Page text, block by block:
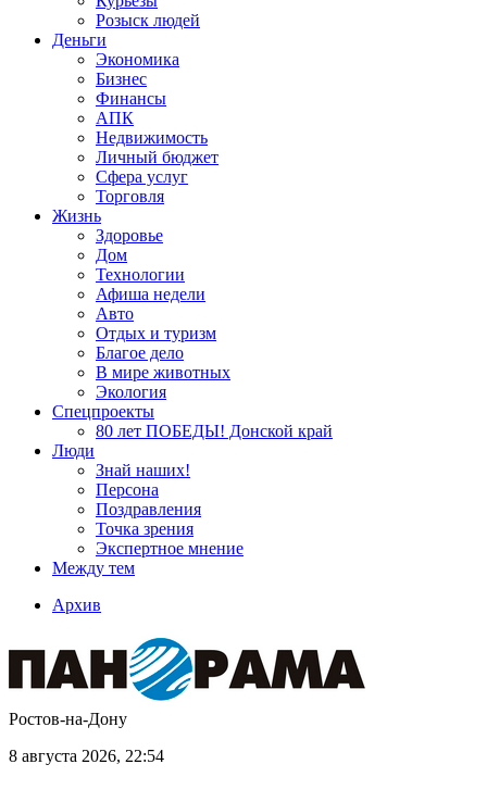
Розыск людей
Деньги
Экономика
Бизнес
Финансы
АПК
Недвижимость
Личный бюджет
Сфера услуг
Торговля
Жизнь
Здоровье
Дом
Технологии
Афиша недели
Авто
Отдых и туризм
Благое дело
В мире животных
Экология
Спецпроекты
80 лет ПОБЕДЫ! Донской край
Люди
Знай наших!
Персона
Поздравления
Точка зрения
Экспертное мнение
Между тем
Архив
Ростов-на-Дону
8 августа 2026, 22:54